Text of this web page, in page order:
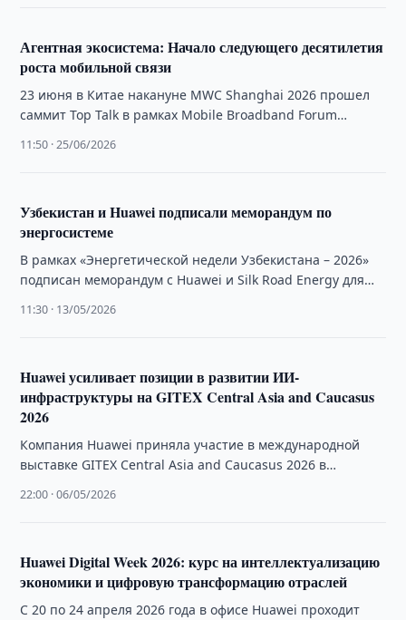
Агентная экосистема: Начало следующего десятилетия
роста мобильной связи
23 июня в Китае накануне MWC Shanghai 2026 прошел
саммит Top Talk в рамках Mobile Broadband Forum
11:50 · 25/06/2026
Узбекистан и Huawei подписали меморандум по
энергосистеме
В рамках «Энергетической недели Узбекистана – 2026»
подписан меморандум с Huawei и Silk Road Energy для
11:30 · 13/05/2026
Huawei усиливает позиции в развитии ИИ-
инфраструктуры на GITEX Central Asia and Caucasus
2026
Компания Huawei приняла участие в международной
выставке GITEX Central Asia and Caucasus 2026 в
представив …
22:00 · 06/05/2026
Huawei Digital Week 2026: курс на интеллектуализацию
экономики и цифровую трансформацию отраслей
С 20 по 24 апреля 2026 года в офисе Huawei проходит